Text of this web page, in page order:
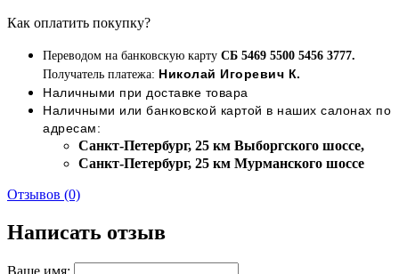
Как оплатить покупку?
Переводом на банковскую карту СБ 5469 5500 5456 3777.
Получатель платежа: Николай Игоревич К.
Наличными при доставке товара
Наличными или банковской картой в наших салонах по
адресам:
Cанкт-Петербург, 25 км Выборгского шоссе,
Cанкт-Петербург, 25 км Мурманского шоссе
Отзывов (0)
Написать отзыв
Ваше имя: